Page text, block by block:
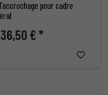
pour cadre
€ *